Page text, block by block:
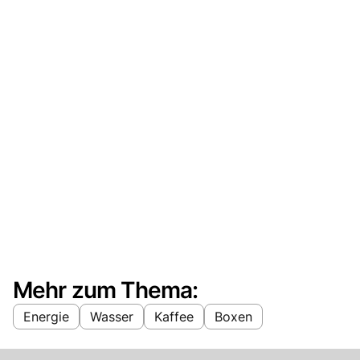
Mehr zum Thema:
Energie Wasser Kaffee Boxen